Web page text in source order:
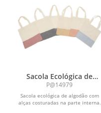
Sacola Ecológica de
Algodão
P@14979
Sacola ecológica de algodão com
alças costuradas na parte interna.